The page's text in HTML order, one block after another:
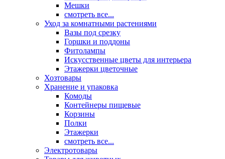
Мешки
смотреть все...
Уход за комнатными растениями
Вазы под срезку
Горшки и поддоны
Фитолампы
Искусственные цветы для интерьера
Этажерки цветочные
Хозтовары
Хранение и упаковка
Комоды
Контейнеры пищевые
Корзины
Полки
Этажерки
смотреть все...
Электротовары